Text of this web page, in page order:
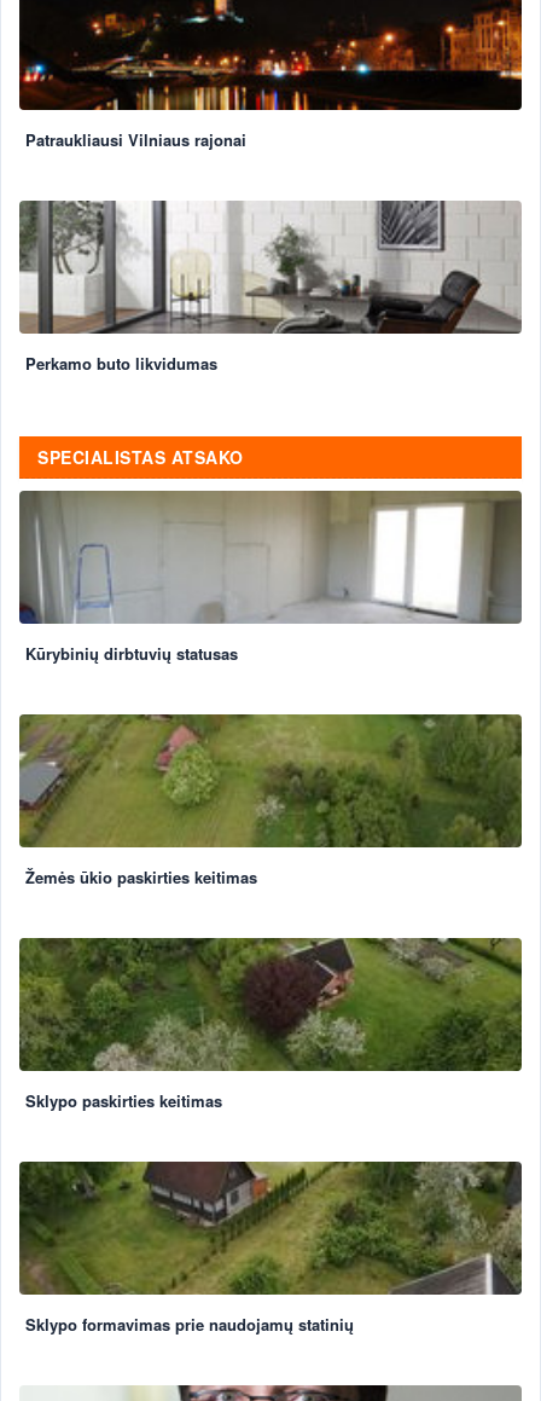
Patraukliausi Vilniaus rajonai
Perkamo buto likvidumas
SPECIALISTAS ATSAKO
Kūrybinių dirbtuvių statusas
Žemės ūkio paskirties keitimas
Sklypo paskirties keitimas
Sklypo formavimas prie naudojamų statinių